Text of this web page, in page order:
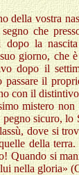
della vostra
che
dopo la
giorno, che
dopo il
passare il
con il
mistero
pegno sicuro,
dove si
della
Quando si
nella gloria»